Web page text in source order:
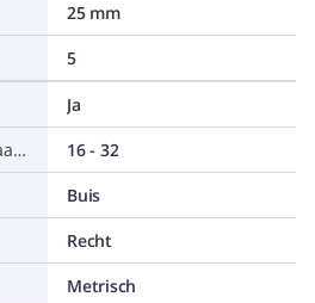
25 mm
5
Ja
Geschikt voor draadmaat metrisch/Pg
16 - 32
Buis
Recht
Metrisch